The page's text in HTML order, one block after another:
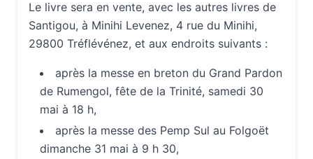
Le livre sera en vente, avec les autres livres de
Santigou, à Minihi Levenez, 4 rue du Minihi,
29800 Tréflévénez, et aux endroits suivants :
après la messe en breton du Grand Pardon
de Rumengol, fête de la Trinité, samedi 30
mai à 18 h,
après la messe des Pemp Sul au Folgoët
dimanche 31 mai à 9 h 30,